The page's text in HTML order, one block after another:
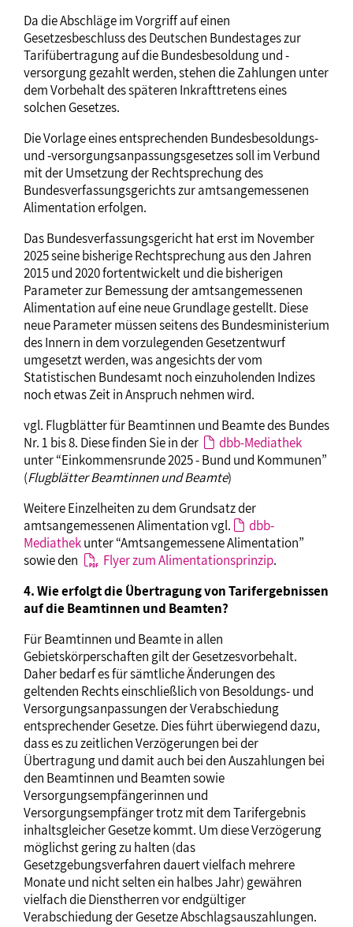
Da die Abschläge im Vorgriff auf einen
Gesetzesbeschluss des Deutschen Bundestages zur
Tarifübertragung auf die Bundesbesoldung und -
versorgung gezahlt werden, stehen die Zahlungen unter
dem Vorbehalt des späteren Inkrafttretens eines
solchen Gesetzes.
Die Vorlage eines entsprechenden Bundesbesoldungs-
und -versorgungsanpassungsgesetzes soll im Verbund
mit der Umsetzung der Rechtsprechung des
Bundesverfassungsgerichts zur amtsangemessenen
Alimentation erfolgen.
Das Bundesverfassungsgericht hat erst im November
2025 seine bisherige Rechtsprechung aus den Jahren
2015 und 2020 fortentwickelt und die bisherigen
Parameter zur Bemessung der amtsangemessenen
Alimentation auf eine neue Grundlage gestellt. Diese
neue Parameter müssen seitens des Bundesministerium
des Innern in dem vorzulegenden Gesetzentwurf
umgesetzt werden, was angesichts der vom
Statistischen Bundesamt noch einzuholenden Indizes
noch etwas Zeit in Anspruch nehmen wird.
vgl. Flugblätter für Beamtinnen und Beamte des Bundes
Nr. 1 bis 8. Diese finden Sie in der
dbb-Mediathek
unter “Einkommensrunde 2025 - Bund und Kommunen”
(Flugblätter Beamtinnen und Beamte)
Weitere Einzelheiten zu dem Grundsatz der
amtsangemessenen Alimentation vgl.
dbb-
Mediathekunter “Amtsangemessene Alimentation”
sowie den
Flyer zum Alimentationsprinzip.
4. Wie erfolgt die Übertragung von Tarifergebnissen
auf die Beamtinnen und Beamten?
Für Beamtinnen und Beamte in allen
Gebietskörperschaften gilt der Gesetzesvorbehalt.
Daher bedarf es für sämtliche Änderungen des
geltenden Rechts einschließlich von Besoldungs- und
Versorgungsanpassungen der Verabschiedung
entsprechender Gesetze. Dies führt überwiegend dazu,
dass es zu zeitlichen Verzögerungen bei der
Übertragung und damit auch bei den Auszahlungen bei
den Beamtinnen und Beamten sowie
Versorgungsempfängerinnen und
Versorgungsempfänger trotz mit dem Tarifergebnis
inhaltsgleicher Gesetze kommt. Um diese Verzögerung
möglichst gering zu halten (das
Gesetzgebungsverfahren dauert vielfach mehrere
Monate und nicht selten ein halbes Jahr) gewähren
vielfach die Dienstherren vor endgültiger
Verabschiedung der Gesetze Abschlagsauszahlungen.